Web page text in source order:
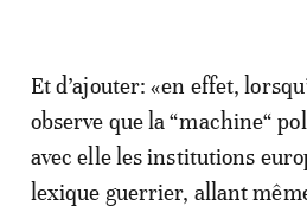
Et d’ajouter: «en effet,
observe que la “machine“
avec elle les institutions
lexique guerrier, allant